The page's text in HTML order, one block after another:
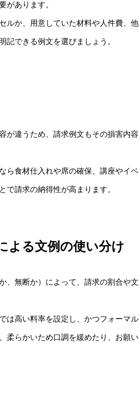
があります。
ルか、用意していた材料や人件費、
記できる例文を選びましょう。
が違うため、請求例文もその損害内
ら食材仕入れや席の確保、講座やイ
で請求の納得性が高まります。
よる文例の使い分け
、無断か）によって、請求の割合や
は高い料率を設定し、かつフォーマ
柔らかいため口調を緩めたり、お願